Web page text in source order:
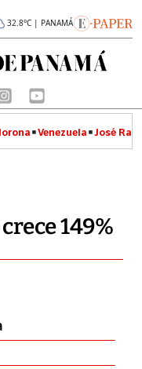
32.8°C | PANAMÁ
Venezuela José
149%